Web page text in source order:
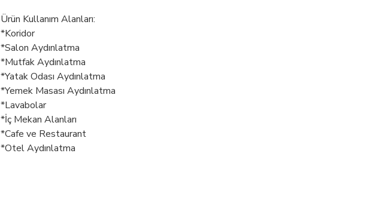
Ürün Kullanım Alanları:
*Koridor
*Salon Aydınlatma
*Mutfak Aydınlatma
*Yatak Odası Aydınlatma
*Yemek Masası Aydınlatma
*Lavabolar
*İç Mekan Alanları
*Cafe ve Restaurant
*Otel Aydınlatma